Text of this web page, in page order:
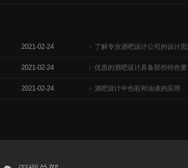
2021-02-24 了解专业酒吧设计公司的设计
2021-02-24 优质的酒吧设计具备那些特色
2021-02-24 酒吧设计中色彩和油漆的应用